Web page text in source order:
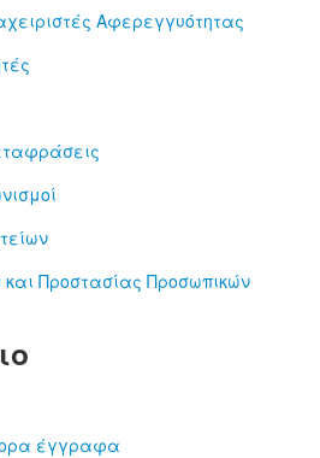
Αφερεγγυότητας
και Προστασίας Προσωπικών
έγγραφα